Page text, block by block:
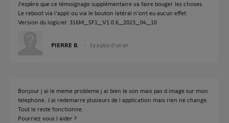
J'espère que ce témoignage supplémentaire va faire bouger les choses.
Le reboot via l'appli ou via le bouton latéral n'ont eu aucun effet.
Version du logiciel: 316M_SF1_V1.0.6_2023_04_10
PIERRE B. il y a plus d'un an
Bonjour j ai le meme probleme j ai bien le son mais pas d image sur mon
telephone. J ai redemarre plusieurs de l application mais rien ne change.
Tout le reste fonctionne.
Pourriez vous l aider ?